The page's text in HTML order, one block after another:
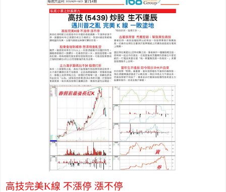
高技完美K線 不漲停 漲不停